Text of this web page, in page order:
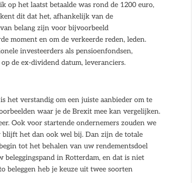
op het laatst betaalde was rond de 1200 euro,
dit dat het, afhankelijk van de
belang zijn voor bijvoorbeeld
moment en om de verkeerde reden, leden.
investeerders als pensioenfondsen,
de ex-dividend datum, leveranciers.
het verstandig om een juiste aanbieder om te
waar je de Brexit mee kan vergelijken.
Ook voor startende ondernemers zouden we
blijft het dan ook wel bij. Dan zijn de totale
tot het behalen van uw rendementsdoel
in Rotterdam, en dat is niet
beleggen heb je keuze uit twee soorten